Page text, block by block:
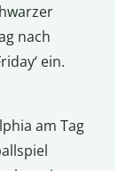
nach
ein.
am Tag